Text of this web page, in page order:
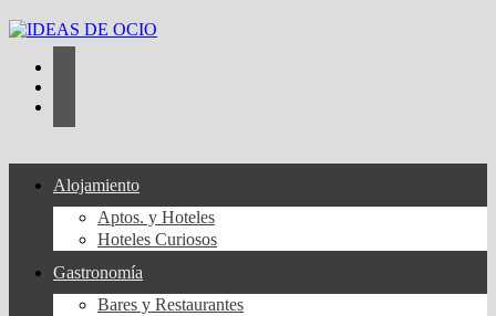
Saltar
al
Alojamiento
Aptos. y Hoteles
Hoteles Curiosos
Gastronomía
Bares y Restaurantes